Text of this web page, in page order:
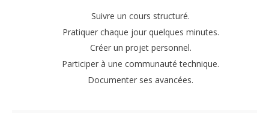
Suivre un cours structuré.
Pratiquer chaque jour quelques minutes.
Créer un projet personnel.
Participer à une communauté technique.
Documenter ses avancées.